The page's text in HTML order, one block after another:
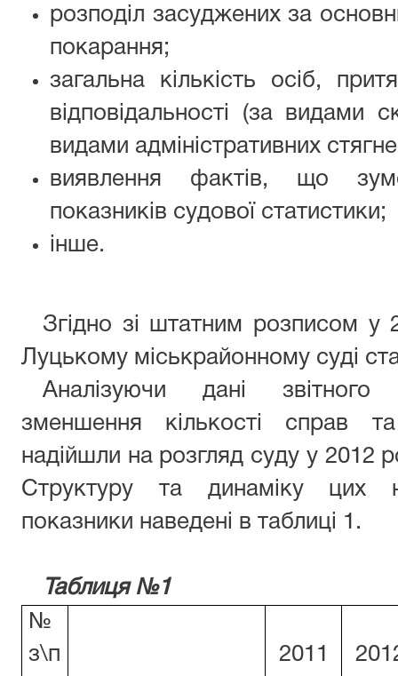
розподіл засуджених за
покарання;
загальна кількість осіб,
відповідальності (за видами
видами адміністративних
виявлення фактів, що
показників судової статистики;
інше.
Згідно зі штатним розписом у
Луцькому міськрайонному суді
Аналізуючи дані звітного
зменшення кількості справ
надійшли на розгляд суду у 2012
Структуру та динаміку цих
показники наведені в таблиці 1.
Таблиця №1
№
з\п
2011